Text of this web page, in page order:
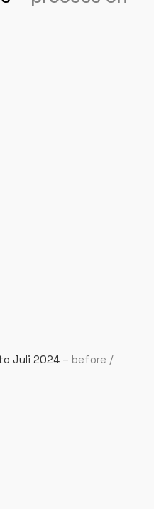
Juli 2024 – before /